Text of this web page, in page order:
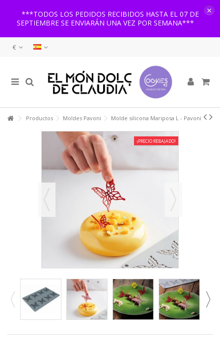
***TODOS LOS PEDIDOS RECIBIDOS HASTA EL 07 DE
SEPTIEMBRE SE ENVIARÁN UNA VEZ POR SEMANA***
×
€
Productos Moldes Pavoni Molde silicona Mariposa L - Pavoni
¡PRECIO REBAJADO!